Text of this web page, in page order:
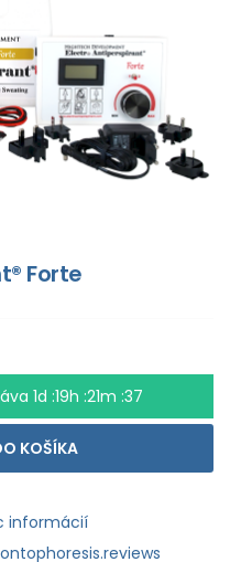
Forte
1d :19h :21m :35
KOŠÍKA
informácií